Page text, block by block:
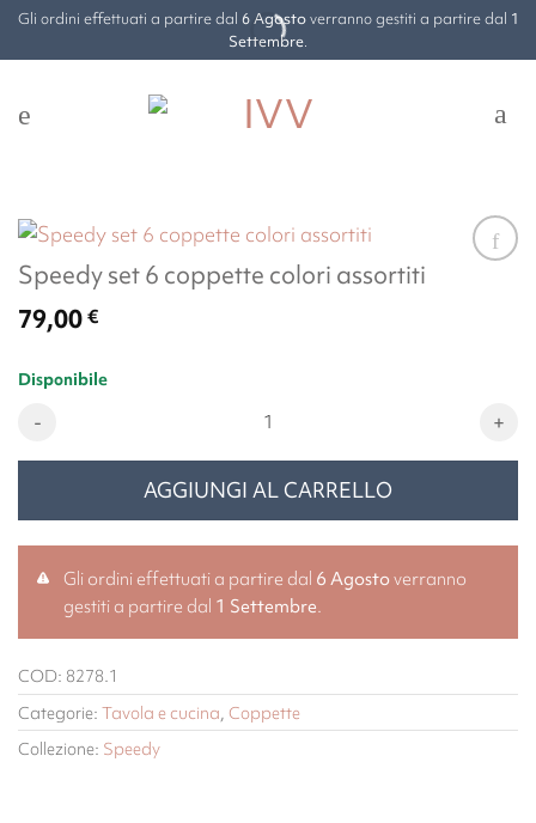
Salta
Gli ordini effettuati a partire dal 6 Agostoverranno gestiti a partire dal 1
Settembre.
Speedy set 6 coppette colori assortiti
79,00€
Disponibile
Speedy set 6 coppette colori assortiti quantità
AGGIUNGI AL CARRELLO
Gli ordini effettuati a partire dal 6 Agostoverranno
gestiti a partire dal 1 Settembre.
COD: 8278.1
Categorie: Tavola e cucina Coppette
Collezione: Speedy